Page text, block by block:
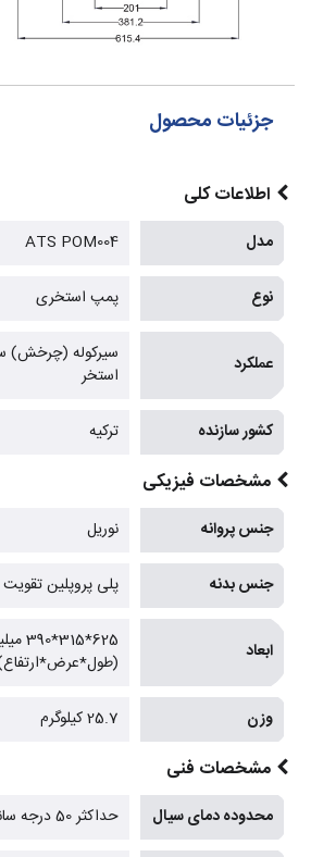
جزئیات محصول
اطلاعات کلی
مدل ATS POM004
نوع پمپ استخری
عملکرد
سیرکوله (چرخش)
استخر
کشور سازنده ترکیه
مشخصات فیزیکی
جنس پروانه نوریل
جنس بدنه پلی پروپلین تقویت
ابعاد
وزن 25.7 کیلوگرم
مشخصات فنی
محدوده دمای سیال حداکثر 50 درجه سانتیگراد